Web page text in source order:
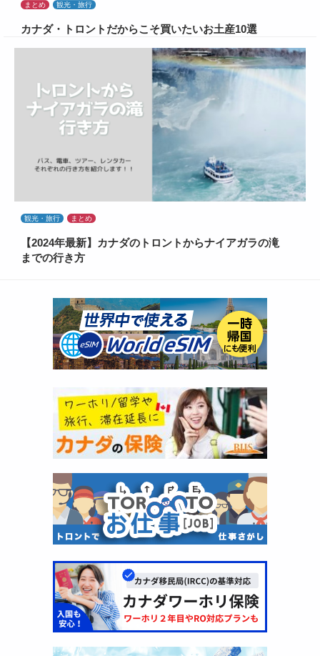
まとめ 観光・旅行
カナダ・トロントだからこそ買いたいお土産10選
観光・旅行 まとめ
【2024年最新】カナダのトロントからナイアガラの滝
までの行き方